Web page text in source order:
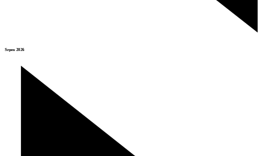
Srpen 2026